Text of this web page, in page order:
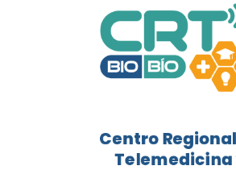
DE CRT
BIOBÍO
El Centro Regional de
Centro
Telemedicina